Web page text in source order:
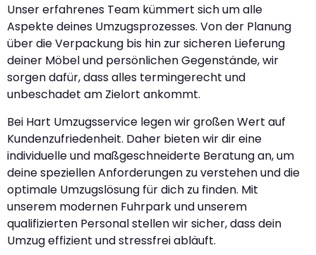
Unser erfahrenes Team kümmert sich um alle
Aspekte deines Umzugsprozesses. Von der Planung
über die Verpackung bis hin zur sicheren Lieferung
deiner Möbel und persönlichen Gegenstände, wir
sorgen dafür, dass alles termingerecht und
unbeschadet am Zielort ankommt.
Bei Hart Umzugsservice legen wir großen Wert auf
Kundenzufriedenheit. Daher bieten wir dir eine
individuelle und maßgeschneiderte Beratung an, um
deine speziellen Anforderungen zu verstehen und die
optimale Umzugslösung für dich zu finden. Mit
unserem modernen Fuhrpark und unserem
qualifizierten Personal stellen wir sicher, dass dein
Umzug effizient und stressfrei abläuft.